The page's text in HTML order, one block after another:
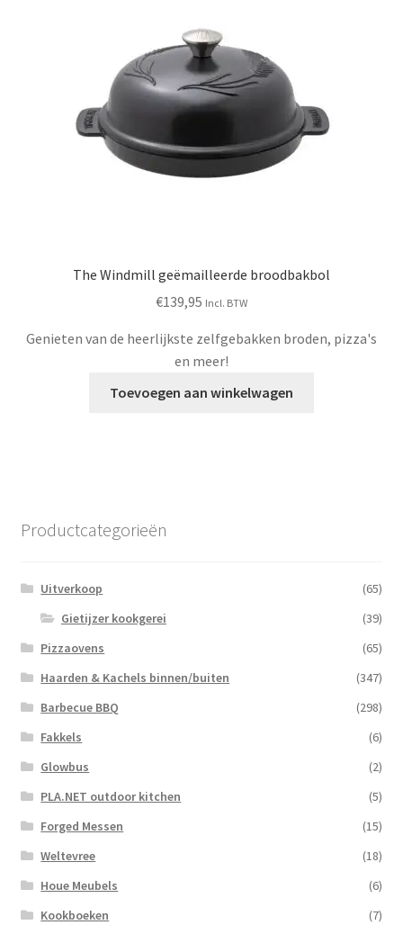
The Windmill geëmailleerde broodbakbol
€139,95 Incl. BTW
Genieten van de heerlijkste zelfgebakken broden, pizza's
en meer!
Toevoegen aan winkelwagen
Productcategorieën
Uitverkoop
(65)
Gietijzer kookgerei
(39)
Pizzaovens
(65)
Haarden & Kachels binnen/buiten
(347)
Barbecue BBQ
(298)
Fakkels
(6)
Glowbus
(2)
PLA.NET outdoor kitchen
(5)
Forged Messen
(15)
Weltevree
(18)
Houe Meubels
(6)
Kookboeken
(7)